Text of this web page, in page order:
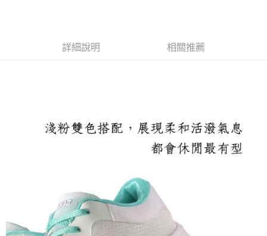
付款後萊爾富取貨
宅配滿2000免運
詳細說明 相關推薦